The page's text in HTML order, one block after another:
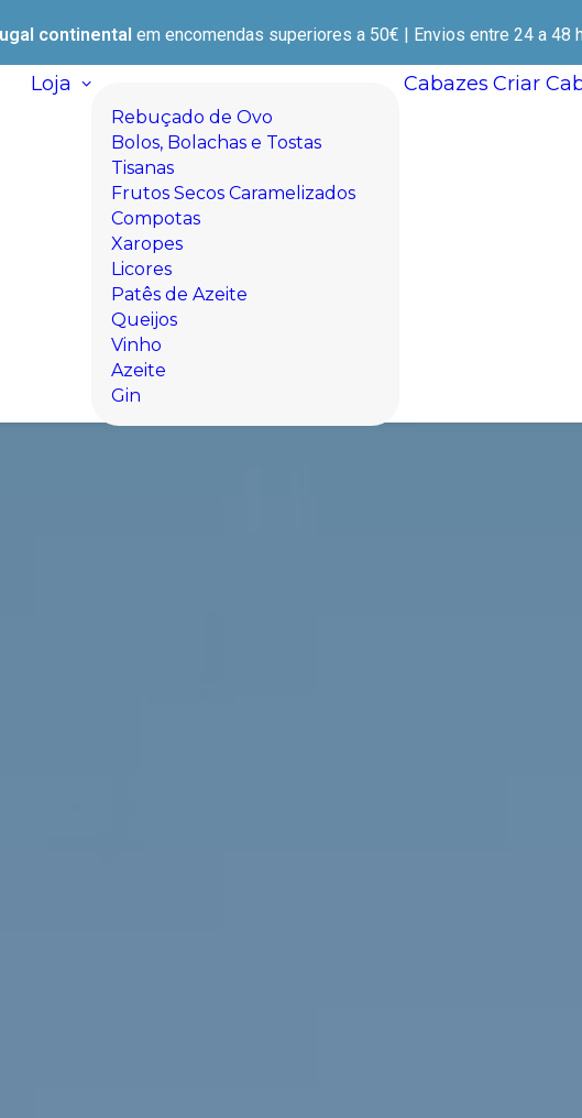
continental em encomendas superiores a 50€ | Envios entre 24 a 48
Loja
Rebuçado de Ovo
Bolos, Bolachas e Tostas
Tisanas
Frutos Secos Caramelizados
Compotas
Xaropes
Licores
Patês de Azeite
Queijos
Vinho
Azeite
Gin
Cabazes Criar